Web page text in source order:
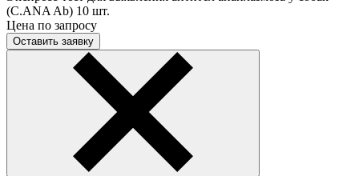
(C.ANA Ab) 10 шт.
Цена по запросу
Оставить заявку